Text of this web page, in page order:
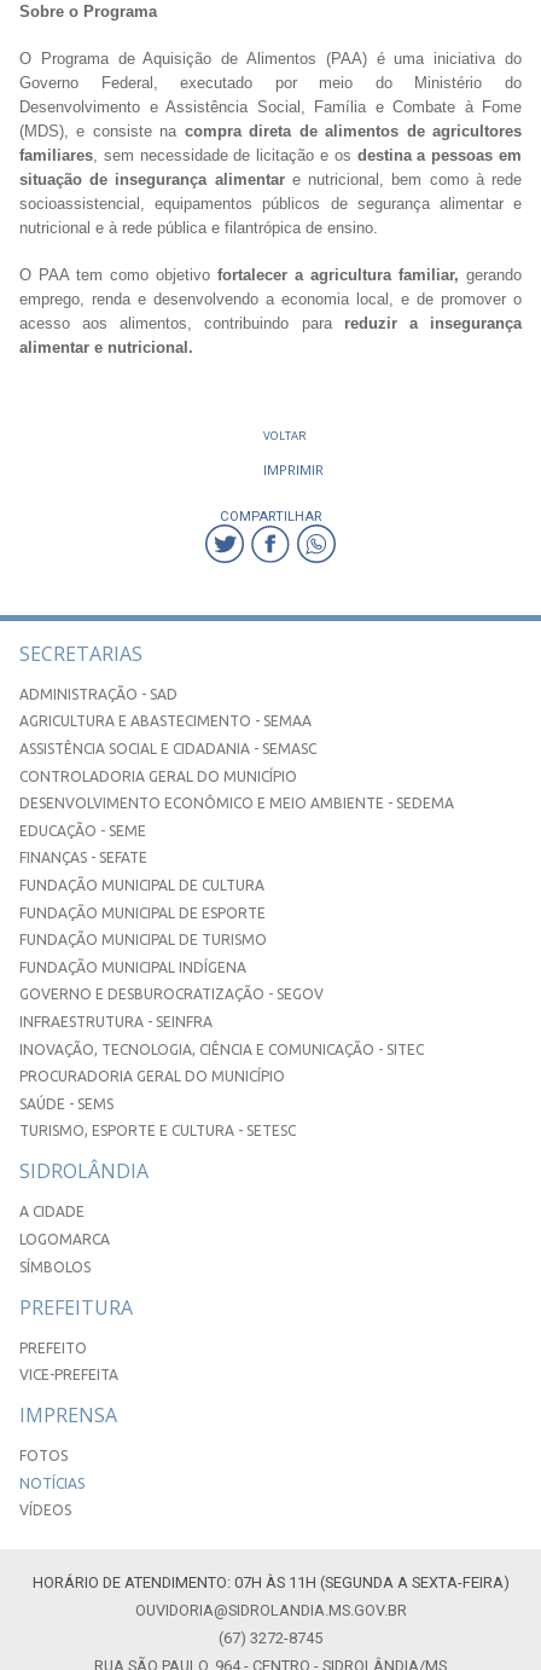
Sobre o Programa
O Programa de Aquisição de Alimentos (PAA) é uma iniciativa do
Governo Federal, executado por meio do Ministério do
Desenvolvimento e Assistência Social, Família e Combate à Fome
(MDS), e consiste na compra direta de alimentos de agricultores
familiares , sem necessidade de licitação e os destina a pessoas em
situação de insegurança alimentare nutricional, bem como à rede
socioassistencial, equipamentos públicos de segurança alimentar e
nutricional e à rede pública e filantrópica de ensino.
O PAA tem como objetivo fortalecer a agricultura familiar, gerando
emprego, renda e desenvolvendo a economia local, e de promover o
acesso aos alimentos, contribuindo para reduzir a insegurança
alimentar e nutricional.
VOLTAR
IMPRIMIR
COMPARTILHAR
SECRETARIAS
ADMINISTRAÇÃO - SAD
AGRICULTURA E ABASTECIMENTO - SEMAA
ASSISTÊNCIA SOCIAL E CIDADANIA - SEMASC
CONTROLADORIA GERAL DO MUNICÍPIO
DESENVOLVIMENTO ECONÔMICO E MEIO AMBIENTE - SEDEMA
EDUCAÇÃO - SEME
FINANÇAS - SEFATE
FUNDAÇÃO MUNICIPAL DE CULTURA
FUNDAÇÃO MUNICIPAL DE ESPORTE
FUNDAÇÃO MUNICIPAL DE TURISMO
FUNDAÇÃO MUNICIPAL INDÍGENA
GOVERNO E DESBUROCRATIZAÇÃO - SEGOV
INFRAESTRUTURA - SEINFRA
INOVAÇÃO, TECNOLOGIA, CIÊNCIA E COMUNICAÇÃO - SITEC
PROCURADORIA GERAL DO MUNICÍPIO
SAÚDE - SEMS
TURISMO, ESPORTE E CULTURA - SETESC
SIDROLÂNDIA
A CIDADE
LOGOMARCA
SÍMBOLOS
PREFEITURA
PREFEITO
VICE-PREFEITA
IMPRENSA
FOTOS
NOTÍCIAS
VÍDEOS
HORÁRIO DE ATENDIMENTO: 07H ÀS 11H (SEGUNDA A SEXTA-FEIRA)
OUVIDORIA@SIDROLANDIA.MS.GOV.BR
(67) 3272-8745
RUA SÃO PAULO, 964 - CENTRO - SIDROLÂNDIA/MS